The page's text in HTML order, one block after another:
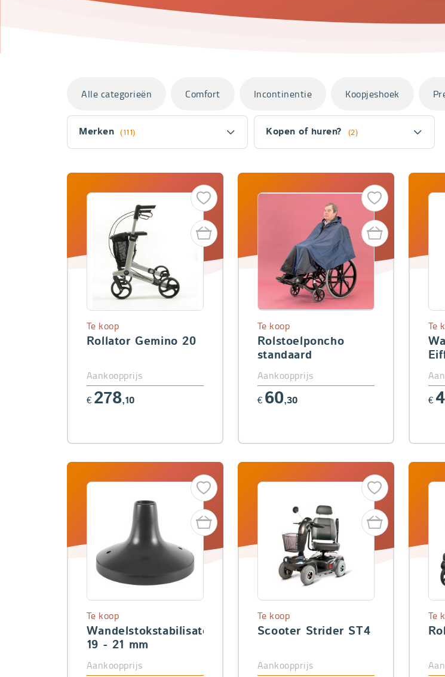
section
Filter
Merken (111) Kopen of huren? (2)
Alle categorieën Comfort Incontinentie Koopjeshoek
Producten
Rollator Gemino 20
Te koop
Aankoopprijs
€ 278,10
Rolstoelponcho
standaard
Te koop
Aankoopprijs
€ 60,30
Te
€
Wandelstokstabilisator
19 - 21 mm
Te koop
Aankoopprijs
Scooter Strider ST4
Te koop
Aankoopprijs
Te